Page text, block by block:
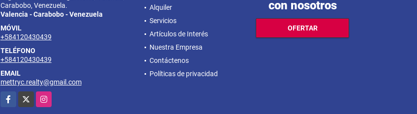
Carabobo, Venezuela.
Valencia - Carabobo - Venezuela
MÓVIL
+584120430439
TELÉFONO
+584120430439
EMAIL
mettryc.realty@gmail.com
Facebook
Instagram
Alquiler
Servicios
Artículos de Interés
Nuestra Empresa
Contáctenos
Políticas de privacidad
con nosotros
OFERTAR